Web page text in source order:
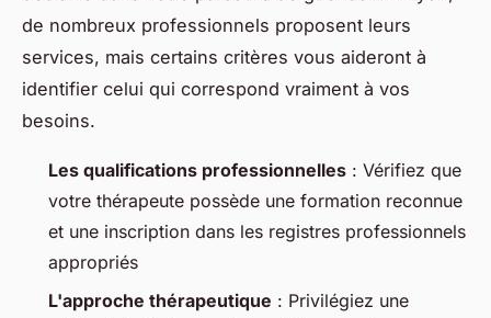
de nombreux professionnels proposent leurs
services, mais certains critères vous aideront à
identifier celui qui correspond vraiment à vos
besoins.
Les qualifications professionnelles : Vérifiez que
votre thérapeute possède une formation reconnue
et une inscription dans les registres professionnels
appropriés
L'approche thérapeutique : Privilégiez une